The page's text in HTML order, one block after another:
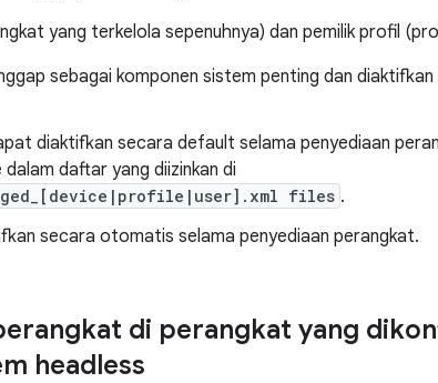
yang terkelola sepenuhnya) dan pemilik profil
sebagai komponen sistem penting dan
diaktifkan secara default selama penyediaan
daftar yang diizinkan di
files .
secara otomatis selama penyediaan perangkat.
di perangkat yang
headless